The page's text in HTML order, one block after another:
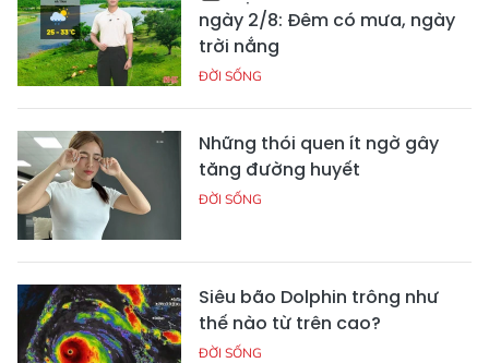
ngày 2/8: Đêm có mưa, ngày
trời nắng
ĐỜI SỐNG
Những thói quen ít ngờ gây
tăng đường huyết
ĐỜI SỐNG
Siêu bão Dolphin trông như
thế nào từ trên cao?
ĐỜI SỐNG